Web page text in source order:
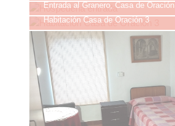
Entrada al Granero, Casa de Oración
Habitación Casa de Oración 3